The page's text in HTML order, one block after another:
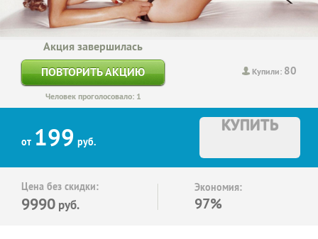
Купили: 80
Акция завершилась
ПОВТОРИТЬ АКЦИЮ
Человек проголосовало: 1
от 199 руб.
КУПИТЬ
Цена без скидки:
9990 руб.
Экономия:
97%